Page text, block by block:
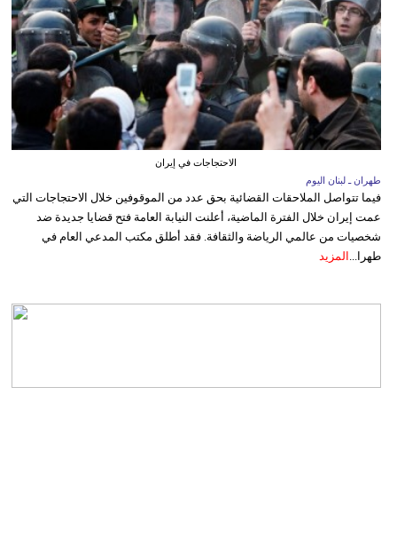
الاحتجاجات في إيران
طهران ـ لبنان اليوم
فيما تتواصل الملاحقات القضائية بحق عدد من الموقوفين خلال الاحتجاجات التي
عمت إيران خلال الفترة الماضية، أعلنت النيابة العامة فتح قضايا جديدة ضد
شخصيات من عالمي الرياضة والثقافة. فقد أطلق مكتب المدعي العام في
طهرا... المزيد